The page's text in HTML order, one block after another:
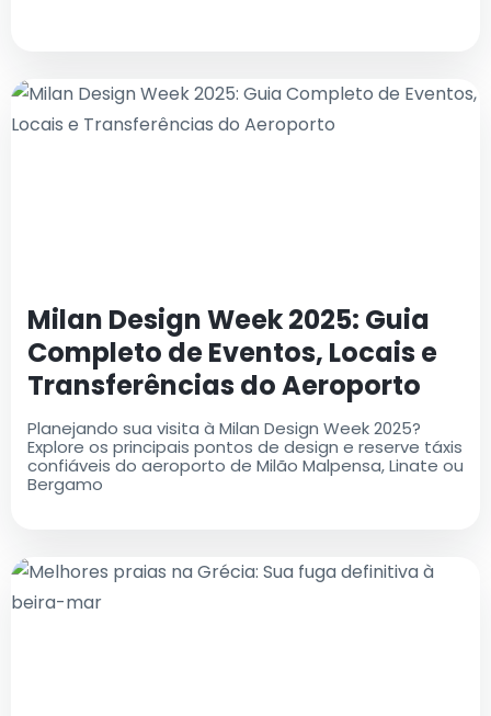
Milan Design Week 2025: Guia
Completo de Eventos, Locais e
Transferências do Aeroporto
Planejando sua visita à Milan Design Week 2025?
Explore os principais pontos de design e reserve táxis
confiáveis do aeroporto de Milão Malpensa, Linate ou
Bergamo